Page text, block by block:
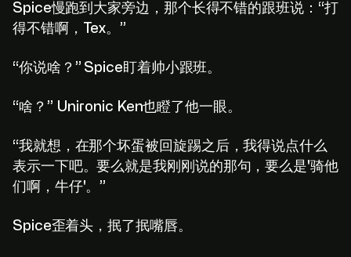
Spice慢跑到大家旁边，那个长得不错的跟班说：“打
得不错啊，Tex。”
“你说啥？” Spice盯着帅小跟班。
“啥？” Unironic Ken也瞪了他一眼。
“我就想，在那个坏蛋被回旋踢之后，我得说点什么
表示一下吧。要么就是我刚刚说的那句，要么是'骑他
们啊，牛仔'。”
Spice歪着头，抿了抿嘴唇。